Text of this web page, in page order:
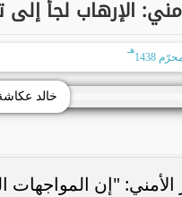
الإرهاب لجأ
هـ
خالد
الأمني: "إن